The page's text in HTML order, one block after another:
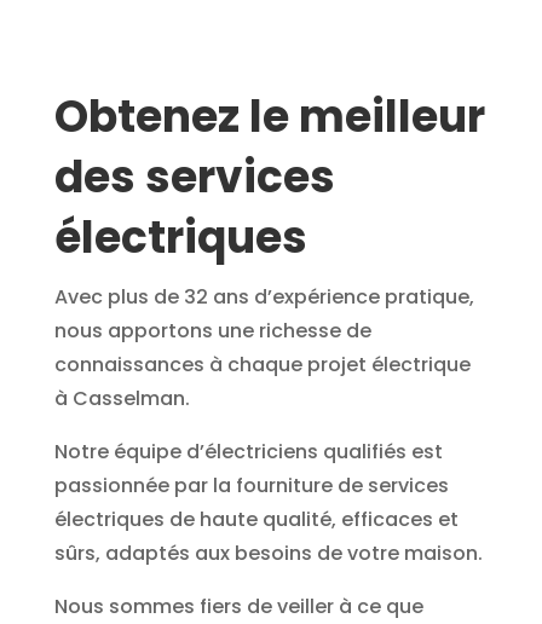
Obtenez le meilleur
des services
électriques
Avec plus de 32 ans d’expérience pratique,
nous apportons une richesse de
connaissances à chaque projet électrique
à Casselman.
Notre équipe d’électriciens qualifiés est
passionnée par la fourniture de services
électriques de haute qualité, efficaces et
sûrs, adaptés aux besoins de votre maison.
Nous sommes fiers de veiller à ce que